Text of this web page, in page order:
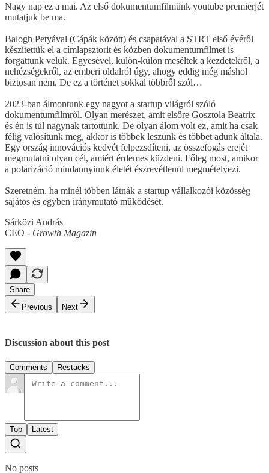
Nagy nap ez a mai. Az első dokumentumfilmünk youtube premierjét
mutatjuk be ma.
Balogh Petyával (Cápák között) és csapatával a STRT első évéről
készítettük el a címlapsztorit és közben dokumentumfilmet is
forgattunk velük. Egyesével, külön-külön meséltek a kezdetekről, a
nehézségekről, az emberi oldalról úgy, ahogy eddig még máshol
biztosan nem. De ez a történet sokkal többről szól…
2023-ban álmontunk egy nagyot a startup világról szóló
dokumentumfilmről. Olyan merészet, amit elsőre Gosztola Beatrix
és én is túl nagynak tartottunk. De olyan álom volt ez, amit ha csak
félig valósítunk meg, akkor is többek leszünk és többet adunk általa.
Egy ország innovációs kedvét felpezsdíteni, az összefogás erejét
megmutatni olyan cél, amiért érdemes küzdeni. Főleg most, amikor
a polarizáció mindannyiunk életét észrevétlenül megmételyezi.
Szeretném, ha minél többen látnák a startup vállalkozói közösség
sajátos és egyben iránymutató működését.
Sárközi András
CEO - Growth Magazin
Share
Previous
Next
Discussion about this post
Comments Restacks
Top Latest
No posts